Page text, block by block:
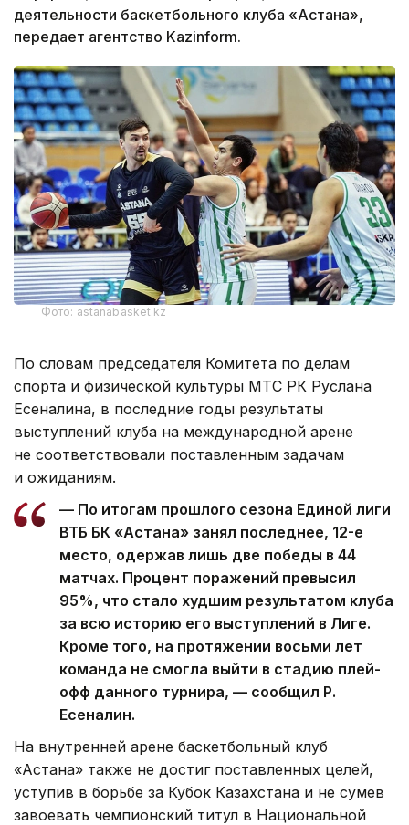
деятельности баскетбольного клуба «Астана»,
передает агентство Kazinform.
Фото: astanabasket.kz
По словам председателя Комитета по делам
спорта и физической культуры МТС РК Руслана
Есеналина, в последние годы результаты
выступлений клуба на международной арене
не соответствовали поставленным задачам
и ожиданиям.
— По итогам прошлого сезона Единой лиги
ВТБ БК «Астана» занял последнее, 12-е
место, одержав лишь две победы в 44
матчах. Процент поражений превысил
95%, что стало худшим результатом клуба
за всю историю его выступлений в Лиге.
Кроме того, на протяжении восьми лет
команда не смогла выйти в стадию плей-
офф данного турнира, — сообщил Р.
Есеналин.
На внутренней арене баскетбольный клуб
«Астана» также не достиг поставленных целей,
уступив в борьбе за Кубок Казахстана и не сумев
завоевать чемпионский титул в Национальной